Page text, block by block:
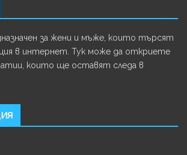
за жени и мъже, които търсят
в интернет. Тук може да откриете
които ще оставят следа в